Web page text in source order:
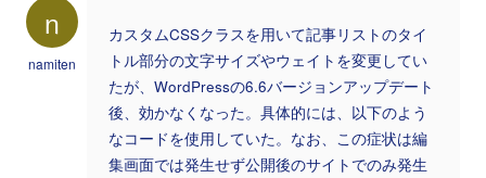
n
namiten
カスタムCSSクラスを用いて記事リストのタイ
トル部分の文字サイズやウェイトを変更してい
たが、WordPressの6.6バージョンアップデート
後、効かなくなった。具体的には、以下のよう
なコードを使用していた。なお、この症状は編
集画面では発生せず公開後のサイトでのみ発生